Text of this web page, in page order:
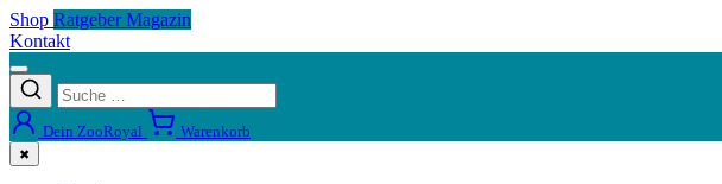
Shop Ratgeber Magazin
Kontakt
Dein ZooRoyal Warenkorb
✖